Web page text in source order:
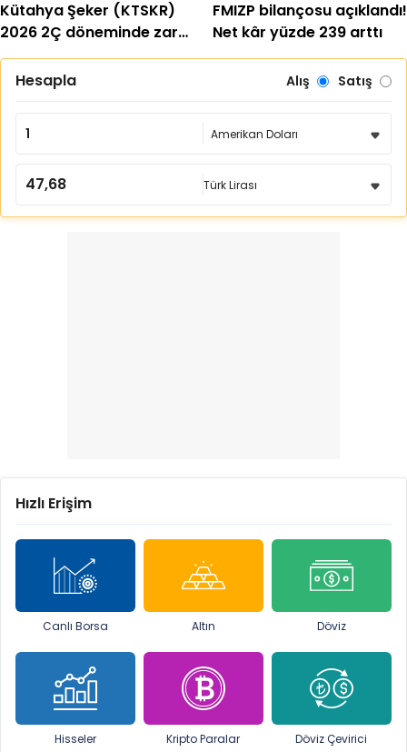
Kütahya Şeker (KTSKR)
2026 2Ç döneminde zarar
etti
FMIZP bilançosu açıklandı!
Net kâr yüzde 239 arttı
Hesapla Alış Satış
Hızlı Erişim
Canlı Borsa Altın Döviz
Hisseler Kripto Paralar Döviz Çevirici